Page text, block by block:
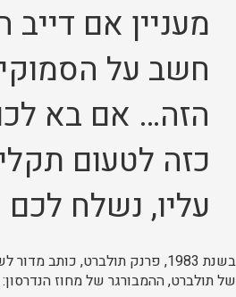
מעניין אם דייב
חשב על הסמוקי
הזה… אם בא
כזה לטעום
עליו, נשלח לכם
בשנת 1983, פרנק תולברט,
של תולברט, ההמבורגר של מחוז הנדרסון: